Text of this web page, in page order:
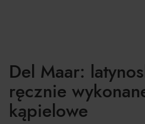
Del Maar:
ręcznie
kąpielowe